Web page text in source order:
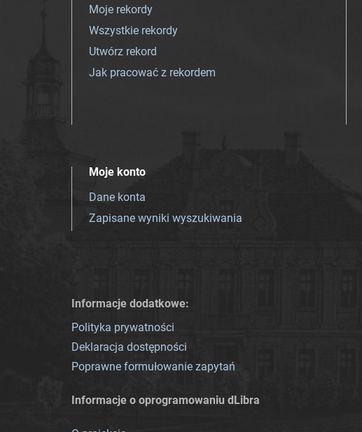
Moje rekordy
Wszystkie rekordy
Utwórz rekord
Jak pracować z rekordem
Moje konto
Dane konta
Zapisane wyniki wyszukiwania
Informacje dodatkowe:
Polityka prywatności
Deklaracja dostępności
Poprawne formułowanie zapytań
Informacje o oprogramowaniu dLibra